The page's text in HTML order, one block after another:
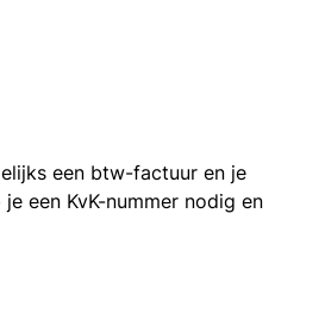
een btw-factuur en je
een KvK-nummer nodig en